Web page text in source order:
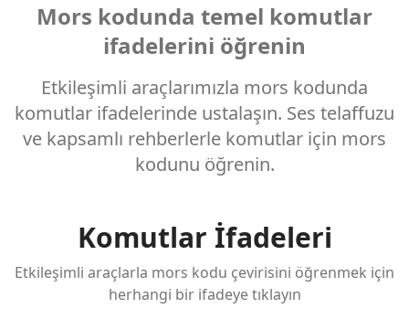
Mors kodunda temel komutlar
ifadelerini öğrenin
Etkileşimli araçlarımızla mors kodunda
komutlar ifadelerinde ustalaşın. Ses telaffuzu
ve kapsamlı rehberlerle komutlar için mors
kodunu öğrenin.
Komutlar İfadeleri
Etkileşimli araçlarla mors kodu çevirisini öğrenmek için
herhangi bir ifadeye tıklayın